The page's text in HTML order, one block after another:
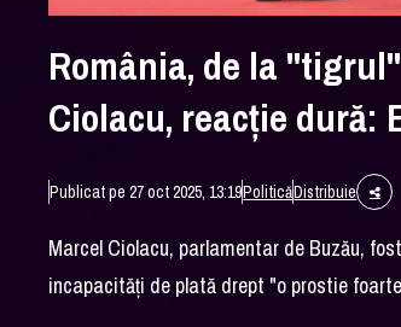
România, de la
Ciolacu, reacţie dură:
Publicat pe 27 oct 2025, 13:19PoliticăDistribuie
Marcel Ciolacu, parlamentar de Buzău,
incapacităţi de plată drept "o prostie